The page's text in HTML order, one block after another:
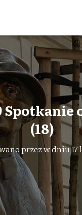
Spotkanie
(18)
przezw dniu17